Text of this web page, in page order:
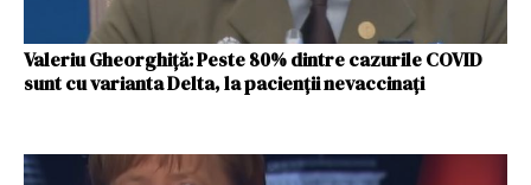
Valeriu Gheorghiță: Peste 80% dintre cazurile COVID
sunt cu varianta Delta, la pacienții nevaccinați